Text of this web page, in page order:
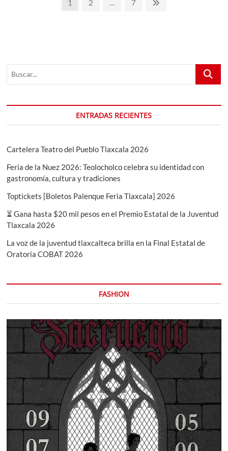
Página
1 Página
2 … Página
7
Buscar...
ENTRADAS RECIENTES
Cartelera Teatro del Pueblo Tlaxcala 2026
Feria de la Nuez 2026: Teolocholco celebra su identidad con
gastronomía, cultura y tradiciones
Toptickets [Boletos Palenque Feria Tlaxcala] 2026
⏳ Gana hasta $20 mil pesos en el Premio Estatal de la Juventud
Tlaxcala 2026
La voz de la juventud tlaxcalteca brilla en la Final Estatal de
Oratoria COBAT 2026
FASHION